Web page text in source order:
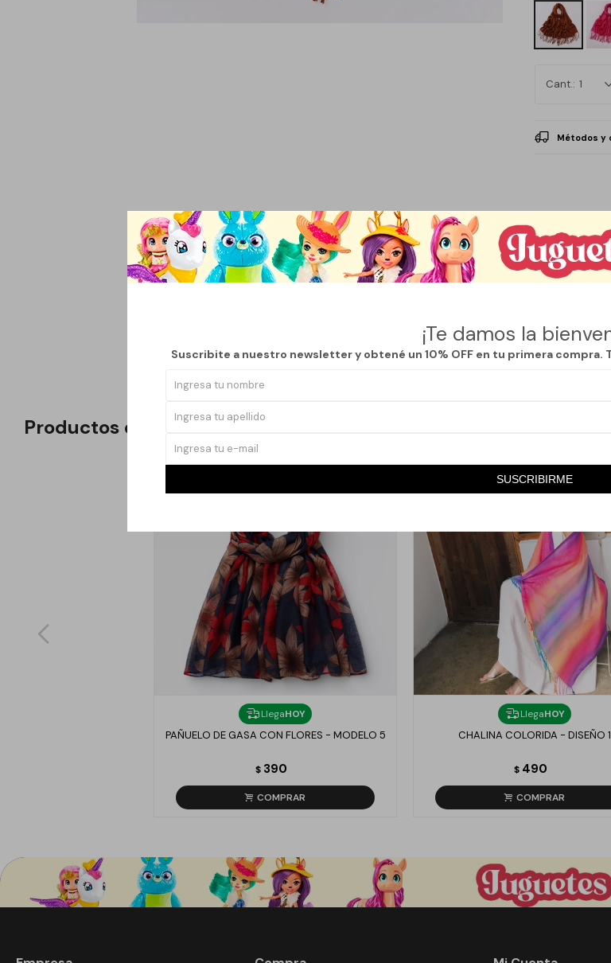
¡Te damos la
Suscribite a nuestro newsletter y obtené un 10% OFF en tu primera
SUSCRIBIRME
1
Métodos y
Descripción
Esta chalina de color liso es un accesorio simple y elegante que añade
Ideal para complementar tu look con un toque de distinción y calidez.
Productos que te pueden interesar
LlegaHOY
PAÑUELO DE GASA CON FLORES - MODELO 5
$ 390
LlegaHOY
CHALINA COLORIDA - DISEÑO 1
$ 490